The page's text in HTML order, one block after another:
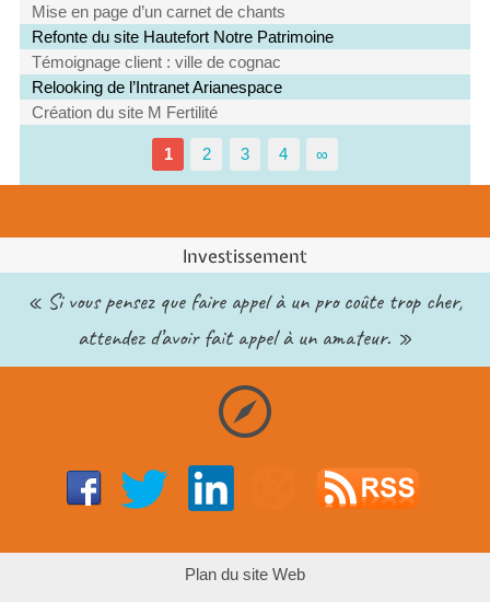
Mise en page d’un carnet de chants
Refonte du site Hautefort Notre Patrimoine
Témoignage client : ville de cognac
Relooking de l’Intranet Arianespace
Création du site M Fertilité
1 2 3 4 ∞
Investissement
« Si vous pensez que faire appel à un pro coûte trop cher,
attendez d’avoir fait appel à un amateur. »
Plan du site Web